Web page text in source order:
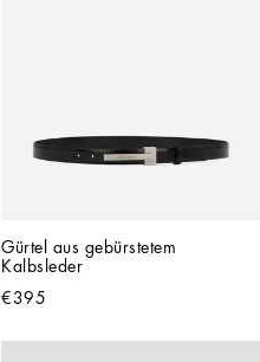
Gürtel aus gebürstetem
Kalbsleder
€395